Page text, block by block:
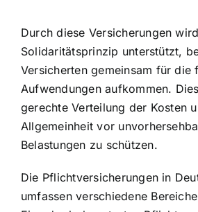
Durch diese Versicherungen
Solidaritätsprinzip unterstützt,
Versicherten gemeinsam für die
Aufwendungen aufkommen.
gerechte Verteilung der Kosten
Allgemeinheit vor
Belastungen zu schützen.
Die Pflichtversicherungen in
umfassen verschiedene